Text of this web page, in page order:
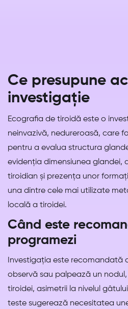
Ce presupune
investigație
Ecografia de tiroidă este o
neinvazivă, nedureroasă, care
pentru a evalua structura
evidenția dimensiunea glandei,
tiroidian și prezența unor
una dintre cele mai utilizate
locală a tiroidei.
Când este
programezi
Investigația este recomandată
observă sau palpează un
tiroidei, asimetrii la nivelul
teste sugerează necesitatea